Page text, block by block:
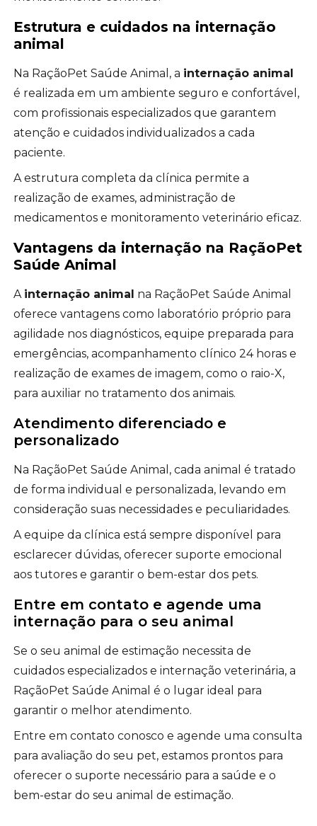
Estrutura e cuidados na internação
animal
Na RaçãoPet Saúde Animal, a internação animal
é realizada em um ambiente seguro e confortável,
com profissionais especializados que garantem
atenção e cuidados individualizados a cada
paciente.
A estrutura completa da clínica permite a
realização de exames, administração de
medicamentos e monitoramento veterinário eficaz.
Vantagens da internação na RaçãoPet
Saúde Animal
A internação animal na RaçãoPet Saúde Animal
oferece vantagens como laboratório próprio para
agilidade nos diagnósticos, equipe preparada para
emergências, acompanhamento clínico 24 horas e
realização de exames de imagem, como o raio-X,
para auxiliar no tratamento dos animais.
Atendimento diferenciado e
personalizado
Na RaçãoPet Saúde Animal, cada animal é tratado
de forma individual e personalizada, levando em
consideração suas necessidades e peculiaridades.
A equipe da clínica está sempre disponível para
esclarecer dúvidas, oferecer suporte emocional
aos tutores e garantir o bem-estar dos pets.
Entre em contato e agende uma
internação para o seu animal
Se o seu animal de estimação necessita de
cuidados especializados e internação veterinária, a
RaçãoPet Saúde Animal é o lugar ideal para
garantir o melhor atendimento.
Entre em contato conosco e agende uma consulta
para avaliação do seu pet, estamos prontos para
oferecer o suporte necessário para a saúde e o
bem-estar do seu animal de estimação.